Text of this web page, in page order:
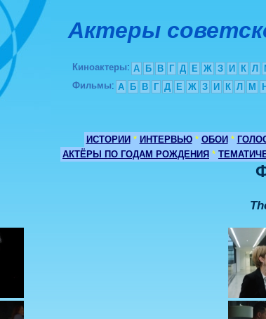
Актеры
Киноактеры: А Б В Г Д Е Ж З И К Л
Фильмы: А Б В Г Д Е Ж З И К Л М Н
ИСТОРИИ * ИНТЕРВЬЮ * ОБОИ *
АКТЁРЫ ПО ГОДАМ РОЖДЕНИЯ *